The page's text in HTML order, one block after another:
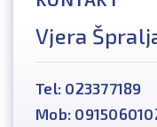
Vjera
Tel: 023377189
Mob: